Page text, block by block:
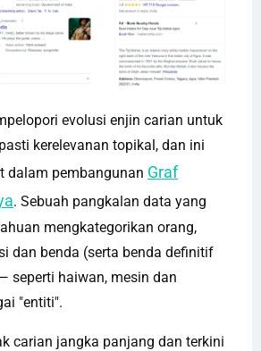
evolusi enjin carian untuk
kerelevanan topikal, dan ini
dalam pembangunan Graf
. Sebuah pangkalan data yang
mengkategorikan orang,
dan benda (serta benda definitif
seperti haiwan, mesin dan
"entiti".
carian jangka panjang dan terkini